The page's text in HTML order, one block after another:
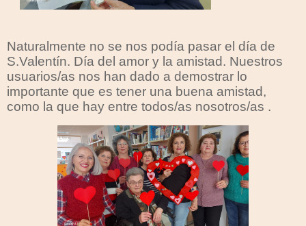
Naturalmente no se nos podía pasar el día de
S.Valentín. Día del amor y la amistad. Nuestros
usuarios/as nos han dado a demostrar lo
importante que es tener una buena amistad,
como la que hay entre todos/as nosotros/as .